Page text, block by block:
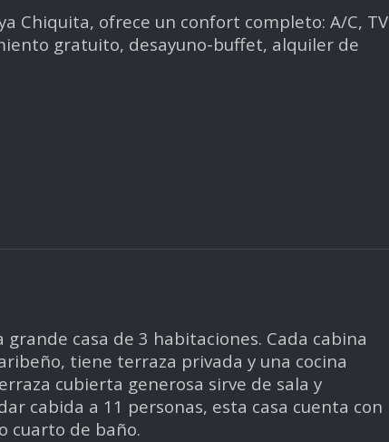
Chiquita, ofrece un confort completo: A/C, TV
gratuito, desayuno-buffet, alquiler de
casa de 3 habitaciones. Cada cabina
tiene terraza privada y una cocina
cubierta generosa sirve de sala y
cabida a 11 personas, esta casa cuenta con
cuarto de baño.